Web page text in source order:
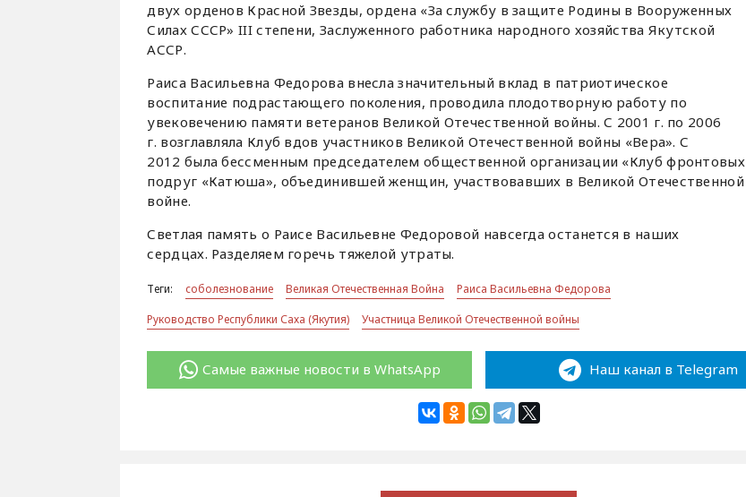
двух орденов Красной Звезды, ордена «За службу в защите Родины в Вооруженных
Силах СССР» III степени, Заслуженного работника народного хозяйства Якутской
АССР.
Раиса Васильевна Федорова внесла значительный вклад в патриотическое
воспитание подрастающего поколения, проводила плодотворную работу по
увековечению памяти ветеранов Великой Отечественной войны. С 2001 г. по 2006
г. возглавляла Клуб вдов участников Великой Отечественной войны «Вера». С
2012 была бессменным председателем общественной организации «Клуб фронтовых
подруг «Катюша», объединившей женщин, участвовавших в Великой Отечественной
войне.
Светлая память о Раисе Васильевне Федоровой навсегда останется в наших
сердцах. Разделяем горечь тяжелой утраты.
Теги: соболезнование Великая Отечественная Война
Раиса Васильевна Федорова
Руководство Республики Саха (Якутия)
Участница Великой Отечественной войны
Самые важные новости в WhatsApp Наш канал в Telegram